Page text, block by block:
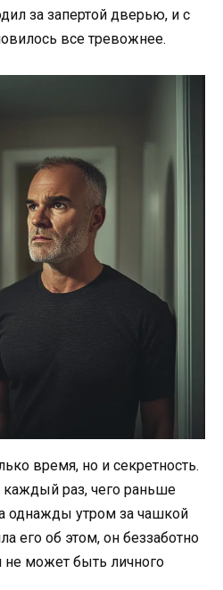
за запертой дверью, и с
все тревожнее.
время, но и секретность.
каждый раз, чего раньше
однажды утром за чашкой
его об этом, он беззаботно
не может быть личного